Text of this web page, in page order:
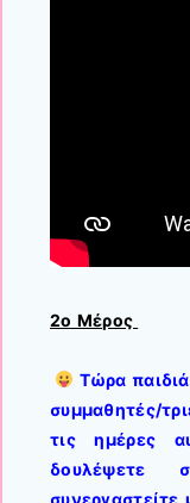
2ο Μέρος
Τώρα
συμμαθητές/
τις ημέρες
δουλέψετε
συνεργαστείτε